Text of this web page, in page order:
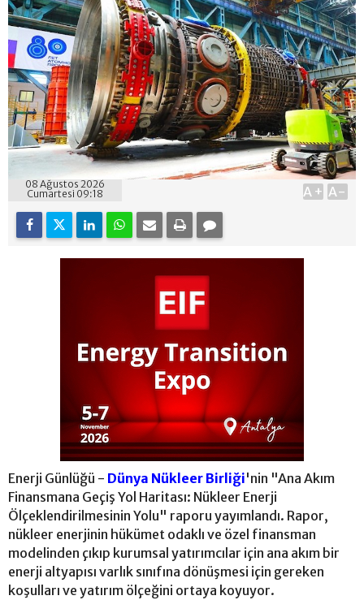
08 Ağustos 2026
Cumartesi 09:18
A+ A-
Enerji Günlüğü - Dünya Nükleer Birliği'nin "Ana Akım
Finansmana Geçiş Yol Haritası: Nükleer Enerji
Ölçeklendirilmesinin Yolu" raporu yayımlandı. Rapor,
nükleer enerjinin hükümet odaklı ve özel finansman
modelinden çıkıp kurumsal yatırımcılar için ana akım bir
enerji altyapısı varlık sınıfına dönüşmesi için gereken
koşulları ve yatırım ölçeğini ortaya koyuyor.